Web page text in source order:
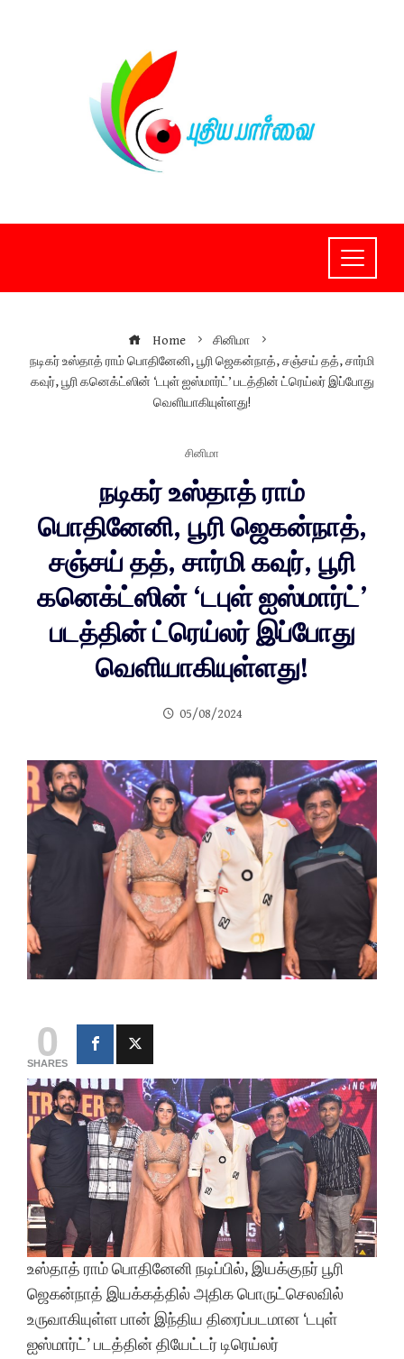
Home
சினிமா
நடிகர் உஸ்தாத் ராம் பொதினேனி, பூரி ஜெகன்நாத், சஞ்சய் தத், சார்மி
கவுர், பூரி கனெக்ட்ஸின் ‘டபுள் ஐஸ்மார்ட்’ படத்தின் ட்ரெய்லர் இப்போது
வெளியாகியுள்ளது!
சினிமா
நடிகர் உஸ்தாத் ராம்
பொதினேனி, பூரி ஜெகன்நாத்,
சஞ்சய் தத், சார்மி கவுர், பூரி
கனெக்ட்ஸின் ‘டபுள் ஐஸ்மார்ட்’
படத்தின் ட்ரெய்லர் இப்போது
வெளியாகியுள்ளது!
05/08/2024
0
SHARES
உஸ்தாத் ராம் பொதினேனி நடிப்பில், இயக்குநர் பூரி
ஜெகன்நாத் இயக்கத்தில் அதிக பொருட்செலவில்
உருவாகியுள்ள பான் இந்திய திரைப்படமான ‘டபுள்
ஐஸ்மார்ட்’ படத்தின் தியேட்டர் டிரெய்லர்